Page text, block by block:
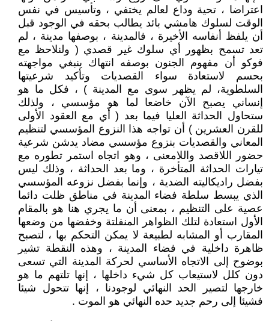
اعتراضا ، تحية وداع لعالم يختفي ، وتأسيس في نفس
الوقت لسلوك هامشي بائد يطالب بحقه في الوجود قبل
أن يلفظ أنفاسه الأخيرة ، فالمدينة ، بوصفها مدينة ، لم
تعد تسمح بظهور أي سلوك غير قصدي ( ولنلاحظ مع
فوكو أن مفهوم الجنون بوصفه انتهاك ينبغي مواجهته
بحسم لاستعادة سواء القصديات وتأكيد شرعيتها
السلطوية، لم يظهر سوى مع المدينة ) ، فكل ما هو
إنساني يصبح الآن خاضعا لما هو مؤسسي ، ولذلك
ستحاول الحداثة العليا فيما بعد ( أي مع العقود الأولى
للقرن العشرين ) أن تواجه هذا النزوع المؤسسي لتنظيم
المعاني والقصديات بنزوع مؤسسي مضاد يدشن شرعية
حضور اللاقصد واللامعنى ، وهو اتجاه استمر تطوره مع
تيارات الحداثة المتأخرة ، وما بعد الحداثة ، وذلك ليس
بفضل راديكاليته الضدية ، وإنما بفضل نزوعه المؤسسي
الذي يبسط سلطة فضاء المدينة في مناطق ظلت دائما
عصية على التنظيم ، بمعنى أن ما يجري هنا هو بالمقام
الأول استعادة لتلك الظواهر المنفلتة وخفضها من وضعها
المقارب أو المشابه لطبيعة لا يمكن التحكم بها ، لتصبح
ظاهرة داخلية في فضاء المدينة ، وهذه النقطة تشير
بوضوح إلى الاتجاه الأساسي لحركة المدينة التي تسعى
دون كلل لاستيعاب كل شيء داخلها ، إنها تلتهم ما هو
خارجها لتصير الحد النهائي لوجودنا ، إنها تتحول شيئا
فشيئا إلى رحم جديد حده النهائي هو الموت .